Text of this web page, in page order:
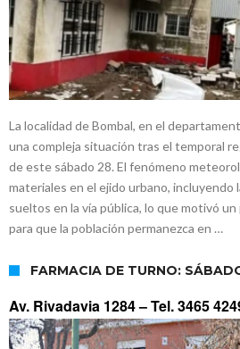
La localidad de Bombal, en el
una compleja situación tras el temporal
de este sábado 28. El fenómeno
materiales en el ejido urbano, incluyendo
sueltos en la vía pública, lo que motivó
para que la población permanezca en …
FARMACIA DE TURNO:
Av. Rivadavia 1284 –Tel. 3465